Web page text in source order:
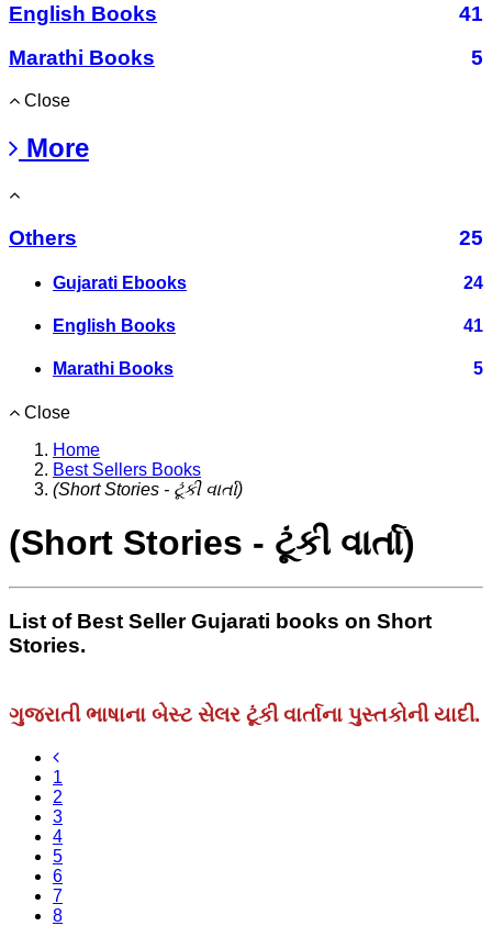
English Books
41
Marathi Books
5
Close
More
Others 25
Gujarati Ebooks 24
English Books 41
Marathi Books 5
Close
Home
Best Sellers Books
(Short Stories - ટૂંકી વાર્તા)
(Short Stories - ટૂંકી વાર્તા)
List of Best Seller Gujarati books on Short
Stories.
ગુજરાતી ભાષાના બેસ્ટ સેલર ટૂંકી વાર્તાના પુસ્તકોની યાદી.
1
2
3
4
5
6
7
8